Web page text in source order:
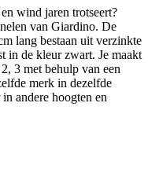
wind jaren trotseert?
van Giardino. De
lang bestaan uit verzinkte
in de kleur zwart. Je maakt
3 met behulp van een
merk in dezelfde
andere hoogten en